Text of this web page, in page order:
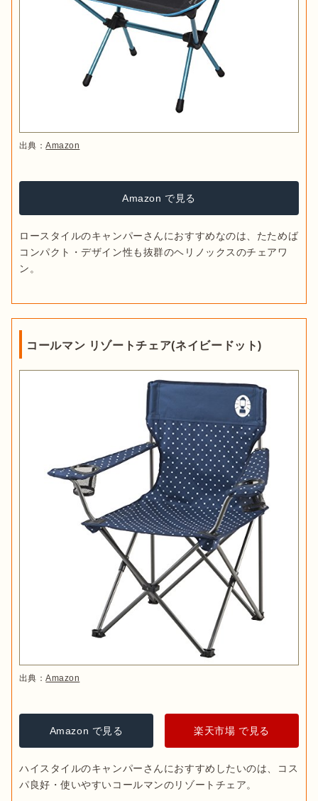
出典：Amazon
Amazon で見る
ロースタイルのキャンパーさんにおすすめなのは、たためば
コンパクト・デザイン性も抜群のヘリノックスのチェアワ
ン。
コールマン リゾートチェア(ネイビードット)
出典：Amazon
Amazon で見る 楽天市場 で見る
ハイスタイルのキャンパーさんにおすすめしたいのは、コス
パ良好・使いやすいコールマンのリゾートチェア。